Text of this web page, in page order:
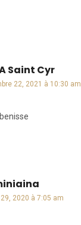
Saint Cyrdit :
22, 2021 à 10:30 am
2020 à 7:05 am